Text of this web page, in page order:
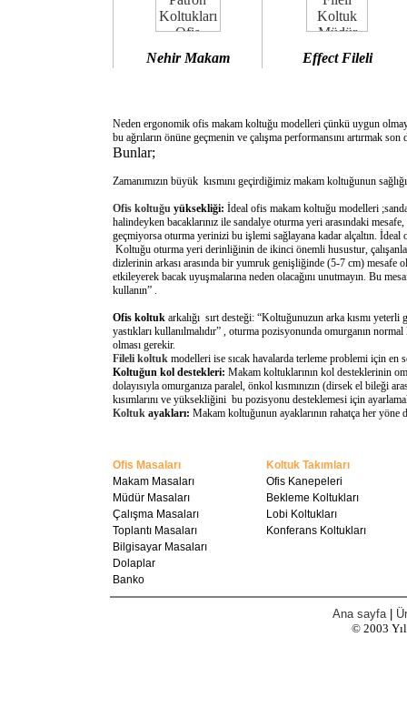
Nehir Makam Effect Fileli
Neden ergonomik ofis makam koltuğu modelleri çünkü uygun
bu ağrıların önüne geçmenin ve çalışma performansını artırmak
Bunlar;
Zamanımızın büyük kısmını geçirdiğimiz makam koltuğunun
Ofis koltuğu yüksekliği: İdeal ofis makam koltuğu modelleri
halindeyken bacaklarınız ile sandalye oturma yeri arasındaki
geçmiyorsa oturma yerinizi bu işlemi sağlayana kadar alçaltın.
Koltuğu oturma yeri derinliğinin de ikinci önemli husustur,
dizlerinin arkası arasında bir yumruk genişliğinde (5-7 cm) mesafe
etkileyerek bacak uyuşmalarına neden olacağını unutmayın. Bu
kullanın” .
Ofis koltuk arkalığı sırt desteği: “Koltuğunuzun arka kısmı
yastıkları kullanılmalıdır” , oturma pozisyonunda omurganın
olması gerekir.
Fileli koltuk modelleri ise sıcak havalarda terleme problemi için
Koltuğun kol destekleri: Makam koltuklarının kol desteklerinin
dolayısıyla omurganıza paralel, önkol kısmınızın (dirsek el bileği
kısımlarını ve yüksekliğini bu pozisyonu desteklemesi için
Koltuk ayakları: Makam koltuğunun ayaklarının rahatça her
Ofis Masaları
Koltuk Takımları
Makam Masaları
Ofis Kanepeleri
Müdür Masaları
Bekleme Koltukları
Çalışma Masaları
Lobi Koltukları
Toplantı Masaları
Konferans Koltukları
Bilgisayar Masaları
Dolaplar
Banko
Ana sayfa
© 2003